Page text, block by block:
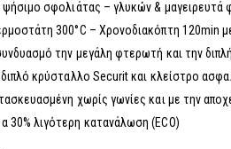
ψήσιμο σφολιάτας – γλυκών & μαγειρευτά
300°C – Χρονοδιακόπτη 120min
την μεγάλη φτερωτή και την
διπλό κρύσταλλο Securit και κλείστρο
χωρίς γωνίες και με την
30% λιγότερη κατανάλωση (ECO)